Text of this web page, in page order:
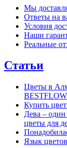
Мы
Ответы на
Условия
Наши
Реальные
Статьи
Цветы в
Купить
Дева – один
цветы для
Язык цветов